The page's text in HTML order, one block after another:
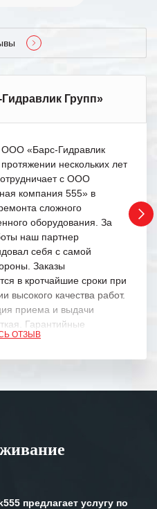
Групп»
«Барс-Гидравлик
нескольких лет
с ООО
компания 555» в
сложного
оборудования. За
наш партнер
себя с самой
Заказы
в кротчайшие сроки при
высокого качества работ.
приема и выдачи
Гарантийные
выполняются в
отметить высокую
помочь в самых сложных
ОТЗЫВ
предлагает услугу по